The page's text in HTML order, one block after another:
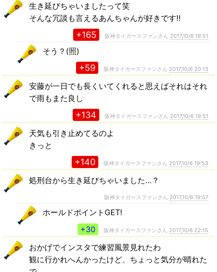
生き延びちゃいましたって笑
そんな冗談も言えるあんちゃんが好きです‼︎
+165 阪神タイガースファンさん 2017,10/6 19:51
そう？(照)
+59 阪神タイガースファンさん 2017,10/6 20:13
安藤が一日でも長くいてくれると思えばそれはそれ
で雨もまた良し
+134 阪神タイガースファンさん 2017,10/6 19:51
天気も引き止めてるのよ
きっと
+140 阪神タイガースファンさん 2017,10/6 19:53
処刑台から生き延びちゃいました…？
阪神タイガースファンさん 2017,10/6 19:57
ホールドポイントGET!
+30
阪神タイガースファンさん 2017,10/6 22:15
おかげでインスタで練習風景見れたわ
観に行かれへんかったけど、ちょっと気分が晴れた